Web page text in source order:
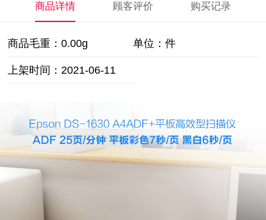
商品详情 顾客评价 购买记录
商品毛重： 0.00g 单位：件
上架时间：2021-06-11